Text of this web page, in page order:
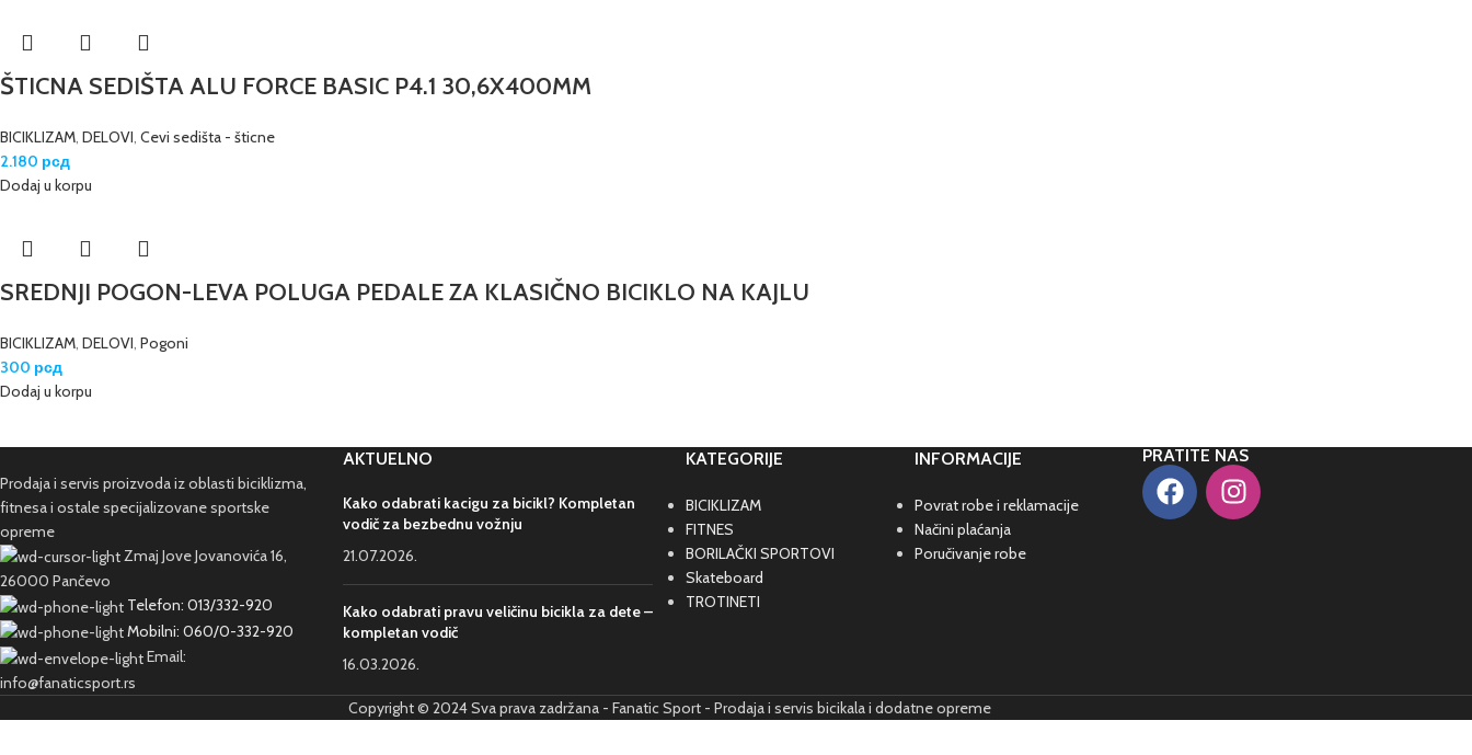
ŠTICNA SEDIŠTA ALU FORCE BASIC P4.1 30,6X400MM
BICIKLIZAM DELOVI Cevi sedišta - šticne
2.180 рсд
Dodaj u korpu
SREDNJI POGON-LEVA POLUGA PEDALE ZA KLASIČNO BICIKLO NA KAJLU
BICIKLIZAM DELOVI Pogoni
300 рсд
Dodaj u korpu
Prodaja i servis proizvoda iz oblasti biciklizma,
fitnesa i ostale specijalizovane sportske
opreme
Zmaj Jove Jovanovića 16,
26000 Pančevo
Telefon: 013/332-920
Mobilni: 060/0-332-920
Email:
info@fanaticsport.rs
AKTUELNO
Kako odabrati kacigu za bicikl? Kompletan
vodič za bezbednu vožnju
21.07.2026.
Kako odabrati pravu veličinu bicikla za dete –
kompletan vodič
16.03.2026.
KATEGORIJE
BICIKLIZAM
FITNES
BORILAČKI SPORTOVI
Skateboard
TROTINETI
INFORMACIJE
Povrat robe i reklamacije
Načini plaćanja
Poručivanje robe
PRATITE NAS
Copyright © 2024 Sva prava zadržana - Fanatic Sport - Prodaja i servis bicikala i dodatne opreme